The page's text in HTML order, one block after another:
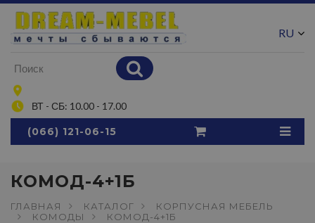
ВТ - СБ: 10.00 - 17.00
RU
(066) 121-06-15
КОМОД-4+1Б
ГЛАВНАЯ КАТАЛОГ
КОРПУСНАЯ МЕБЕЛЬ
КОМОДЫ
КОМОД-4+1Б